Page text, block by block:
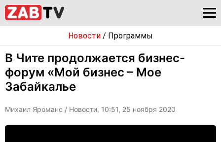
Новости / Программы
В Чите продолжается бизнес-
форум «Мой бизнес – Мое
Забайкалье
Михаил Яроманс / Новости, 10:51, 25 ноября 2020